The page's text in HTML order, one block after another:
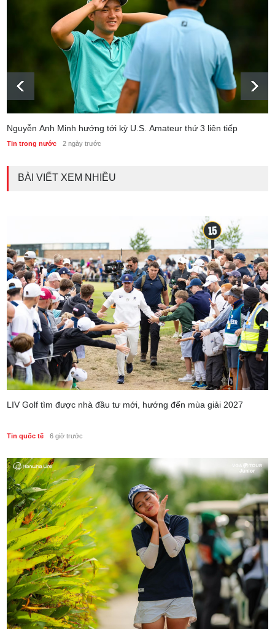
Nguyễn Anh Minh hướng tới kỳ U.S. Amateur thứ 3 liên tiếp
Tin trong nước 2 ngày trước
BÀI VIẾT XEM NHIỀU
LIV Golf tìm được nhà đầu tư mới, hướng đến mùa giải 2027
Tin quốc tế 6 giờ trước